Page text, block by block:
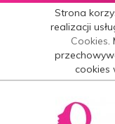
Strona
realizacji
Cookies.
cookies